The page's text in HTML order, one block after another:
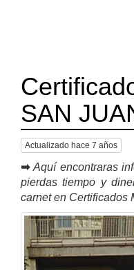
SAN
Actualizado hace 7 años
➡ Aquí encontraras
pierdas tiempo y
carnet en Certificados